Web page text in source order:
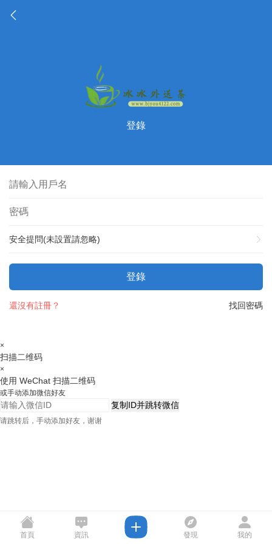
登錄
安全提問(未設置請忽略)
登錄
找回密碼
還沒有註冊？
×
扫描二维码
×
使用 WeChat 扫描二维码
或手动添加微信好友
复制ID并跳转微信
请跳转后，手动添加好友，谢谢
首頁 資訊 發現 我的